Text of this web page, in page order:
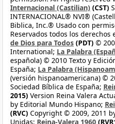
Internacional (Castilian) (CST)
INTERNACIONAL® NVI®
Biblica, Inc.® Usado con
Reservados todos los derechos
de Dios para Todos (PDT) ©
International; La Palabra
española) © 2010 Texto y
España; La Palabra
(versión hispanoamericana) ©
Sociedad Bíblica de España;
2015) Version Reina Valera
by Editorial Mundo Hispano;
(RVC) Copyright © 2009, 2011
Unidas; Reina-Valera 1960